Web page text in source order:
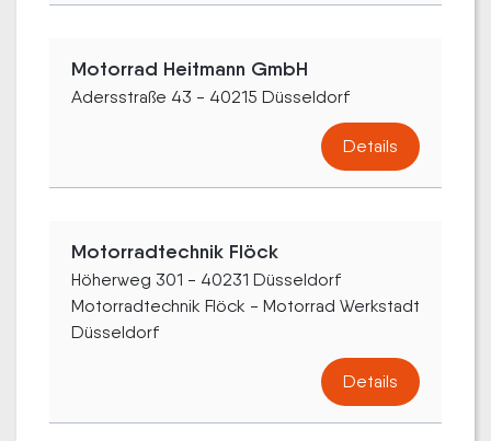
Motorrad Heitmann GmbH
Adersstraße 43 - 40215 Düsseldorf
Details
Motorradtechnik Flöck
Höherweg 301 - 40231 Düsseldorf
Motorradtechnik Flöck - Motorrad Werkstadt
Düsseldorf
Details